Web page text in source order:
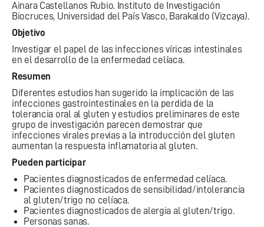
Ainara Castellanos Rubio. Instituto de Investigación
Biocruces, Universidad del País Vasco, Barakaldo (Vizcaya).
Objetivo
Investigar el papel de las infecciones víricas intestinales
en el desarrollo de la enfermedad celíaca.
Resumen
Diferentes estudios han sugerido la implicación de las
infecciones gastrointestinales en la perdida de la
tolerancia oral al gluten y estudios preliminares de este
grupo de investigación parecen demostrar que
infecciones virales previas a la introducción del gluten
aumentan la respuesta inflamatoria al gluten.
Pueden participar
Pacientes diagnosticados de enfermedad celíaca.
Pacientes diagnosticados de sensibilidad/intolerancia
al gluten/trigo no celíaca.
Pacientes diagnosticados de alergia al gluten/trigo.
Personas sanas.